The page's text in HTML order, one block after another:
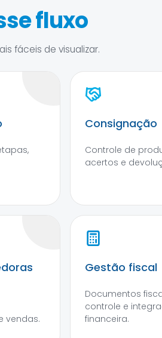
fluxo
fáceis de visualizar.
Consignação
Controle de
acertos e
vendas.
Gestão fiscal
Documentos
controle e
financeira.